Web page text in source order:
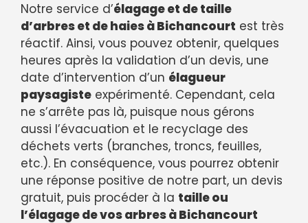
Notre service d’élagage et de taille
d’arbres et de haies à Bichancourt est très
réactif. Ainsi, vous pouvez obtenir, quelques
heures après la validation d’un devis, une
date d’intervention d’un élagueur
paysagiste expérimenté. Cependant, cela
ne s’arrête pas là, puisque nous gérons
aussi l’évacuation et le recyclage des
déchets verts (branches, troncs, feuilles,
etc.). En conséquence, vous pourrez obtenir
une réponse positive de notre part, un devis
gratuit, puis procéder à la taille ou
l’élagage de vos arbres à Bichancourt